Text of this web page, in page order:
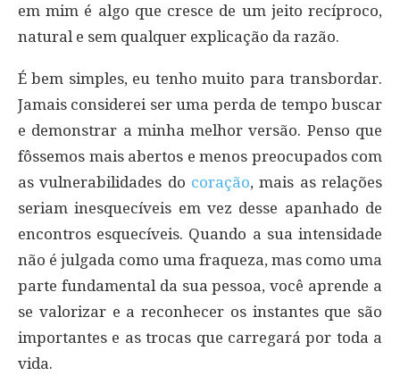
em mim é algo que cresce de um jeito recíproco,
natural e sem qualquer explicação da razão.
É bem simples, eu tenho muito para transbordar.
Jamais considerei ser uma perda de tempo buscar
e demonstrar a minha melhor versão. Penso que
fôssemos mais abertos e menos preocupados com
as vulnerabilidades do coração, mais as relações
seriam inesquecíveis em vez desse apanhado de
encontros esquecíveis. Quando a sua intensidade
não é julgada como uma fraqueza, mas como uma
parte fundamental da sua pessoa, você aprende a
se valorizar e a reconhecer os instantes que são
importantes e as trocas que carregará por toda a
vida.